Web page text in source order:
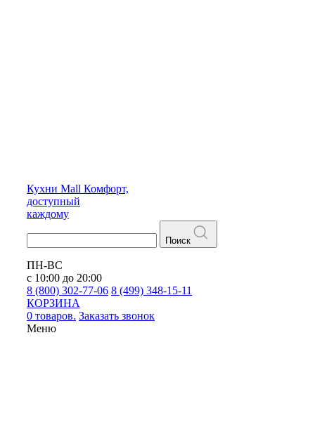
Кухни Mall Комфорт,
доступный
каждому
Поиск
ПН-ВС
с 10:00 до 20:00
8 (800) 302-77-06 8 (499) 348-15-11
КОРЗИНА
0 товаров. Заказать звонок
Меню